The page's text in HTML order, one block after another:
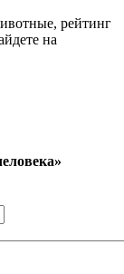
рейтинг
на